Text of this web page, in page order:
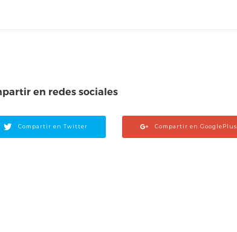
en redes sociales
Compartir en Twitter Compartir en GooglePlus